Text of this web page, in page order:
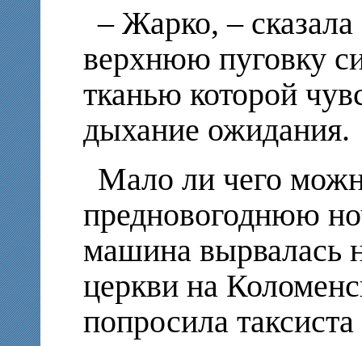
– Жарко, – сказала
верхнюю пуговку
тканью которой
дыхание ожидания.
Мало ли чего
предновогоднюю
машина вырвалась
церкви на
попросила